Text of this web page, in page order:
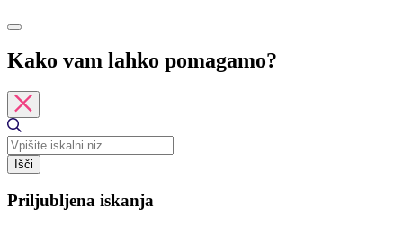
Kako vam lahko pomagamo?
Išči
Priljubljena iskanja